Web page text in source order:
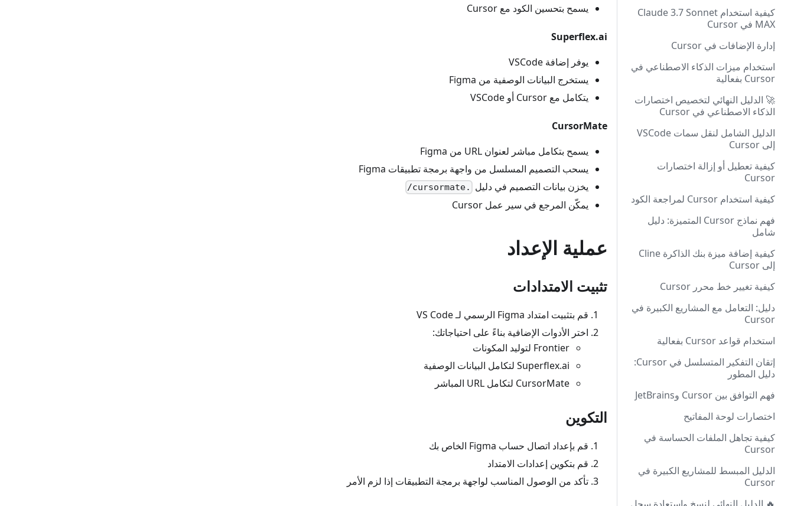
كيفية استخدام Claude 3.7 Sonnet
MAX في Cursor
إدارة الإضافات في Cursor
استخدام ميزات الذكاء الاصطناعي في
Cursor بفعالية
🚀 الدليل النهائي لتخصيص اختصارات
الذكاء الاصطناعي في Cursor
الدليل الشامل لنقل سمات VSCode
إلى Cursor
كيفية تعطيل أو إزالة اختصارات
Cursor
كيفية استخدام Cursor لمراجعة الكود
فهم نماذج Cursor المتميزة: دليل
شامل
كيفية إضافة ميزة بنك الذاكرة Cline
إلى Cursor
كيفية تغيير خط محرر Cursor
دليل: التعامل مع المشاريع الكبيرة في
Cursor
استخدام قواعد Cursor بفعالية
إتقان التفكير المتسلسل في Cursor:
دليل المطور
فهم التوافق بين Cursor وJetBrains
اختصارات لوحة المفاتيح
كيفية تجاهل الملفات الحساسة في
Cursor
الدليل المبسط للمشاريع الكبيرة في
Cursor
يسمح بتحسين الكود مع Cursor
Superflex.ai
يوفر إضافة VSCode
يستخرج البيانات الوصفية من Figma
يتكامل مع Cursor أو VSCode
CursorMate
يسمح بتكامل مباشر لعنوان URL من Figma
يسحب التصميم المسلسل من واجهة برمجة تطبيقات Figma
يخزن بيانات التصميم في دليل
.cursormate/
يمكّن المرجع في سير عمل Cursor
عملية الإعداد
تثبيت الامتدادات
قم بتثبيت امتداد Figma الرسمي لـ VS Code
اختر الأدوات الإضافية بناءً على احتياجاتك:
Frontier لتوليد المكونات
Superflex.ai لتكامل البيانات الوصفية
CursorMate لتكامل URL المباشر
التكوين
قم بإعداد اتصال حساب Figma الخاص بك
قم بتكوين إعدادات الامتداد
تأكد من الوصول المناسب لواجهة برمجة التطبيقات إذا لزم الأمر